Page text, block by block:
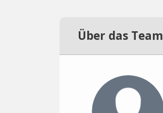
Über das Team